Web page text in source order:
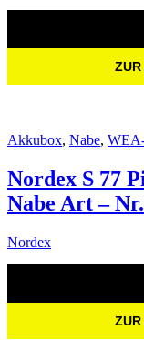
ZUR
Akkubox, Nabe,
Nordex S 77
Nabe Art –
Nordex
ZUR